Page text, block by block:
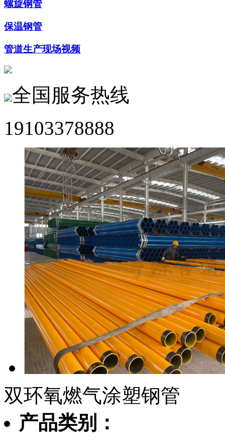
螺旋钢管
保温钢管
管道生产现场视频
全国服务热线
19103378888
双环氧燃气涂塑钢管
产品类别：